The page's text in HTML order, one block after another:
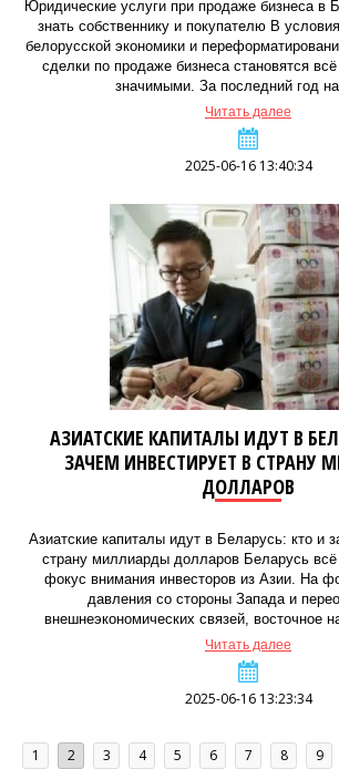
Юридические услуги при продаже бизнеса в
знать собственнику и покупателю В
белорусской экономики и
сделки по продаже бизнеса становятся
значимыми. За последний год на
Читать далее
2025-06-16 13:40:34
АЗИАТСКИЕ КАПИТАЛЫ ИДУТ В
ЗАЧЕМ ИНВЕСТИРУЕТ В СТРАНУ
ДОЛЛАРОВ
Азиатские капиталы идут в Беларусь: кто и
страну миллиарды долларов Беларусь
фокус внимания инвесторов из Азии. На
давления со стороны Запада и
внешнеэкономических связей, восточное
Читать далее
2025-06-16 13:23:34
1 2 3 4 5 6 7 8 9